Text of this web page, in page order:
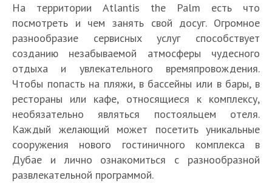
На территории Atlantis the Palm есть что
посмотреть и чем занять свой досуг. Огромное
разнообразие сервисных услуг способствует
созданию незабываемой атмосферы чудесного
отдыха и увлекательного времяпровождения.
Чтобы попасть на пляжи, в бассейны или в бары, в
рестораны или кафе, относящиеся к комплексу,
необязательно являться постояльцем отеля.
Каждый желающий может посетить уникальные
сооружения нового гостиничного комплекса в
Дубае и лично ознакомиться с разнообразной
развлекательной программой.